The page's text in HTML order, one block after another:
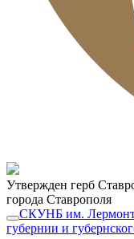
Утвержден герб
города Ставрополя
СКУНБ им.
губернии и